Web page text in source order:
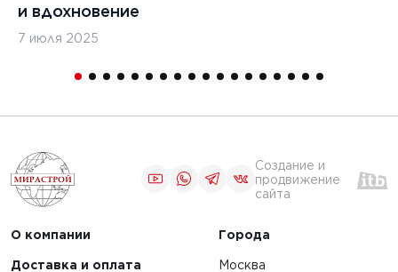
и вдохновение
7 июля 2025
Создание и
продвижение
сайта
О компании
Доставка и оплата
Города
Москва